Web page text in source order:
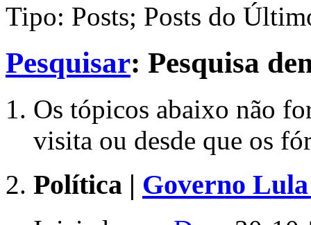
Tipo: Posts; Posts do
Pesquisar: Pesquisa
Os tópicos abaixo não
visita ou desde que os
Política | Governo